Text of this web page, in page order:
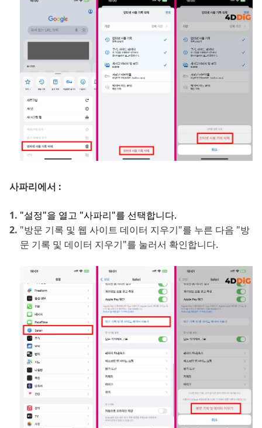
사파리에서 :
"설정"을 열고 "사파리"를 선택합니다.
"방문 기록 및 웹 사이트 데이터 지우기"를 누른 다음 "방
문 기록 및 데이터 지우기"를 눌러서 확인합니다.